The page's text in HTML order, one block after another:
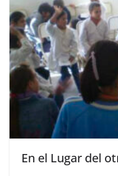
En el Lugar del